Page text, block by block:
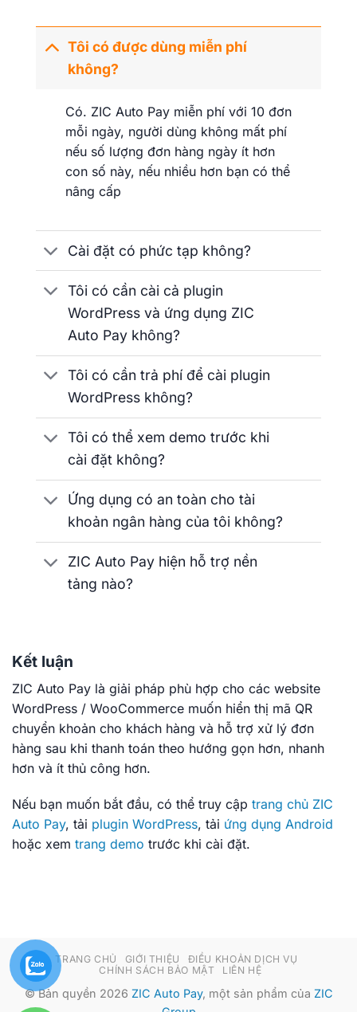
Tôi có được dùng miễn phí
không?
Có. ZIC Auto Pay miễn phí với 10 đơn
mỗi ngày, người dùng không mất phí
nếu số lượng đơn hàng ngày ít hơn
con số này, nếu nhiều hơn bạn có thể
nâng cấp
Cài đặt có phức tạp không?
Tôi có cần cài cả plugin
WordPress và ứng dụng ZIC
Auto Pay không?
Tôi có cần trả phí để cài plugin
WordPress không?
Tôi có thể xem demo trước khi
cài đặt không?
Ứng dụng có an toàn cho tài
khoản ngân hàng của tôi không?
ZIC Auto Pay hiện hỗ trợ nền
tảng nào?
Kết luận
ZIC Auto Pay là giải pháp phù hợp cho các website
WordPress / WooCommerce muốn hiển thị mã QR
chuyển khoản cho khách hàng và hỗ trợ xử lý đơn
hàng sau khi thanh toán theo hướng gọn hơn, nhanh
hơn và ít thủ công hơn.
Nếu bạn muốn bắt đầu, có thể truy cập trang chủ ZIC
Auto Pay, tải plugin WordPress, tải ứng dụng Android
hoặc xem trang demo trước khi cài đặt.
TRANG CHỦ GIỚI THIỆU
ĐIỀU KHOẢN DỊCH VỤ
CHÍNH SÁCH BẢO MẬT
LIÊN HỆ
© Bản quyền 2026 ZIC Auto Pay, một sản phẩm của ZIC